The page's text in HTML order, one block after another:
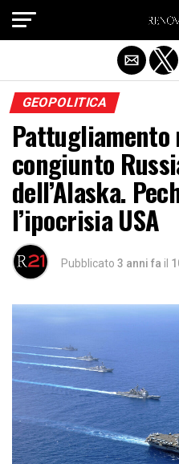
GEOPOLITICA
Pattugliamento
congiunto
dell’Alaska.
l’ipocrisia USA
Pubblicato 3 anni fa il
Exit